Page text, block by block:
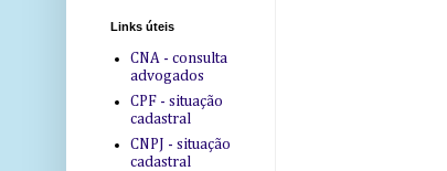
Links úteis
CNA - consulta
advogados
CPF - situação
cadastral
CNPJ - situação
cadastral